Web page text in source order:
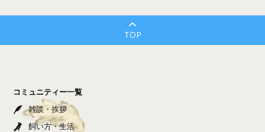
TOP
コミュニティー一覧
雑談・挨拶
飼い方・生活